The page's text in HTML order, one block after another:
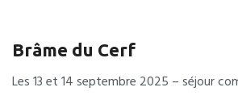
Brâme du Cerf
Les 13 et 14 septembre 2025 – séjour